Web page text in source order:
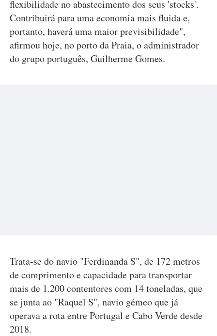
flexibilidade no abastecimento dos seus 'stocks'.
Contribuirá para uma economia mais fluida e,
portanto, haverá uma maior previsibilidade",
afirmou hoje, no porto da Praia, o administrador
do grupo português, Guilherme Gomes.
Trata-se do navio "Ferdinanda S", de 172 metros
de comprimento e capacidade para transportar
mais de 1.200 contentores com 14 toneladas, que
se junta ao "Raquel S", navio gémeo que já
operava a rota entre Portugal e Cabo Verde desde
2018.